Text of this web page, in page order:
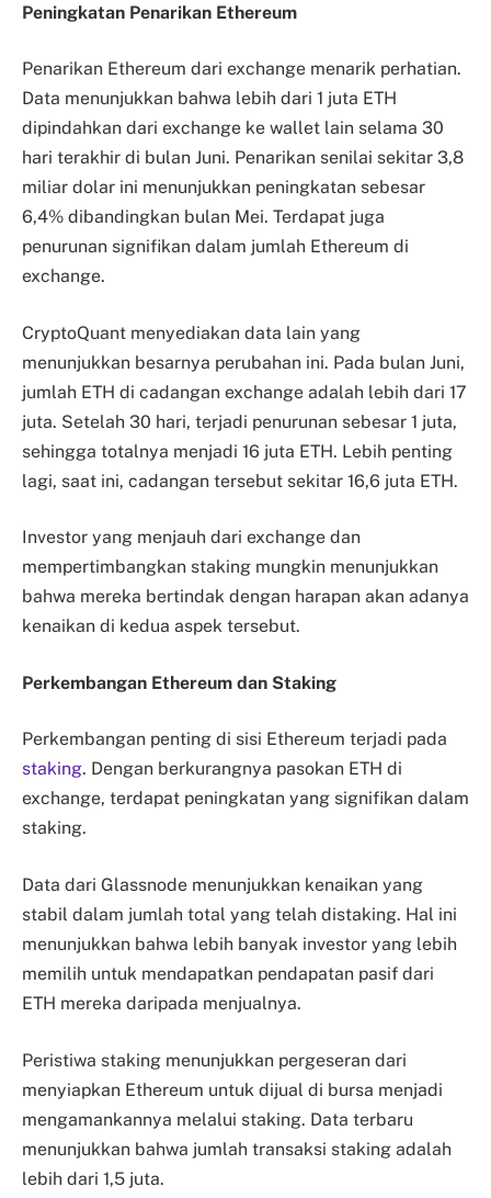
Peningkatan Penarikan Ethereum
Penarikan Ethereum dari exchange menarik perhatian.
Data menunjukkan bahwa lebih dari 1 juta ETH
dipindahkan dari exchange ke wallet lain selama 30
hari terakhir di bulan Juni. Penarikan senilai sekitar 3,8
miliar dolar ini menunjukkan peningkatan sebesar
6,4% dibandingkan bulan Mei. Terdapat juga
penurunan signifikan dalam jumlah Ethereum di
exchange.
CryptoQuant menyediakan data lain yang
menunjukkan besarnya perubahan ini. Pada bulan Juni,
jumlah ETH di cadangan exchange adalah lebih dari 17
juta. Setelah 30 hari, terjadi penurunan sebesar 1 juta,
sehingga totalnya menjadi 16 juta ETH. Lebih penting
lagi, saat ini, cadangan tersebut sekitar 16,6 juta ETH.
Investor yang menjauh dari exchange dan
mempertimbangkan staking mungkin menunjukkan
bahwa mereka bertindak dengan harapan akan adanya
kenaikan di kedua aspek tersebut.
Perkembangan Ethereum dan Staking
Perkembangan penting di sisi Ethereum terjadi pada
staking. Dengan berkurangnya pasokan ETH di
exchange, terdapat peningkatan yang signifikan dalam
staking.
Data dari Glassnode menunjukkan kenaikan yang
stabil dalam jumlah total yang telah distaking. Hal ini
menunjukkan bahwa lebih banyak investor yang lebih
memilih untuk mendapatkan pendapatan pasif dari
ETH mereka daripada menjualnya.
Peristiwa staking menunjukkan pergeseran dari
menyiapkan Ethereum untuk dijual di bursa menjadi
mengamankannya melalui staking. Data terbaru
menunjukkan bahwa jumlah transaksi staking adalah
lebih dari 1,5 juta.